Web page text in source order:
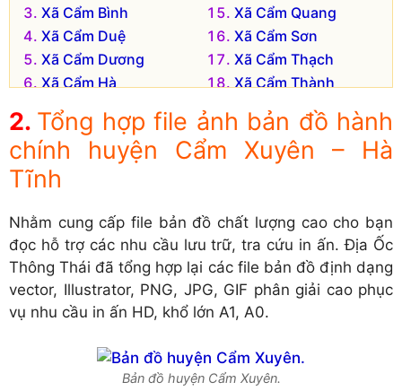
Xã Cẩm Bình
Xã Cẩm Duệ
Xã Cẩm Dương
Xã Cẩm Hà
Xã Cẩm Hưng
Xã Cẩm Lạc
Xã Cẩm Lĩnh
Xã Cẩm Lộc
Xã Cẩm Quang
Xã Cẩm Sơn
Xã Cẩm Thạch
Xã Cẩm Thành
Xã Cẩm Thịnh
Xã Cẩm Trung
Xã Cẩm Vĩnh
Đơn vị hành chính cũ hiện không còn tồn tại là:
Xã Cẩm Hòa
Xã Cẩm Huy
Xã Cẩm Nam
Xã Cẩm Phúc
Xã Cẩm Thăng
Xã Cẩm Yên
Tổng hợp file ảnh bản đồ hành
chính huyện Cẩm Xuyên – Hà
Tĩnh
Nhằm cung cấp file bản đồ chất lượng cao cho bạn
đọc hỗ trợ các nhu cầu lưu trữ, tra cứu in ấn. Địa Ốc
Thông Thái đã tổng hợp lại các file bản đồ định dạng
vector, Illustrator, PNG, JPG, GIF phân giải cao phục
vụ nhu cầu in ấn HD, khổ lớn A1, A0.
Bản đồ huyện Cẩm Xuyên.